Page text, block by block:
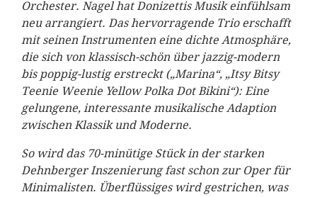
Orchester. Nagel hat Donizettis Musik einfühlsam
neu arrangiert. Das hervorragende Trio erschafft
mit seinen Instrumenten eine dichte Atmosphäre,
die sich von klassisch-schön über jazzig-modern
bis poppig-lustig erstreckt („Marina“, „Itsy Bitsy
Teenie Weenie Yellow Polka Dot Bikini“): Eine
gelungene, interessante musikalische Adaption
zwischen Klassik und Moderne.
So wird das 70-minütige Stück in der starken
Dehnberger Inszenierung fast schon zur Oper für
Minimalisten. Überflüssiges wird gestrichen, was